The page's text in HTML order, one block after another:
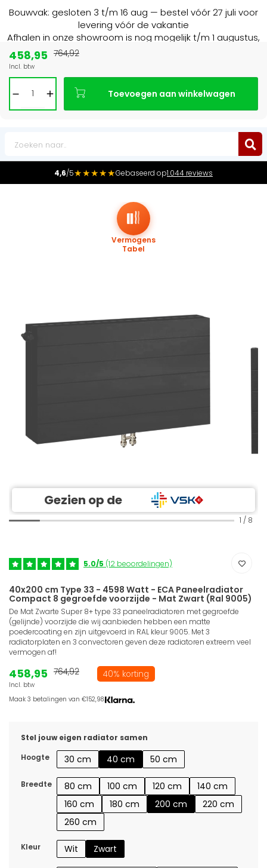
Bouwvak: gesloten 3 t/m 16 aug — bestel vóór 27 juli voor
levering vóór de vakantie
Afhalen in onze showroom is nog mogelijk t/m 1 augustus,
4,6/5★★★★★Gebaseerd op1.044 reviews
Gezien op de
Vermogens
Tabel
1 / 8
5.0/5 (12 beoordelingen)
40x200 cm Type 33 - 4598 Watt - ECA Paneelradiator
Compact 8 gegroefde voorzijde - Mat Zwart (Ral 9005)
De Mat Zwarte Super 8+ type 33 paneelradiatoren met gegroefde
(gelijnde) voorzijde die wij aanbieden hebben een matte
poedercoating en zijn uitgevoerd in RAL kleur 9005. Met 3
radiatorplaten en 3 convectoren geven deze radiatoren extreem veel
vermogen af!
458,95
Incl. btw
764,92 40% korting
Maak 3 betalingen van €152,98.
Stel jouw eigen radiator samen
Hoogte
30 cm 40 cm 50 cm
Breedte 80 cm 100 cm 120 cm
140 cm
160 cm
180 cm 200 cm
220 cm
260 cm
Kleur Wit Zwart
458,95
Incl. btw
764,92
Toevoegen aan winkelwagen